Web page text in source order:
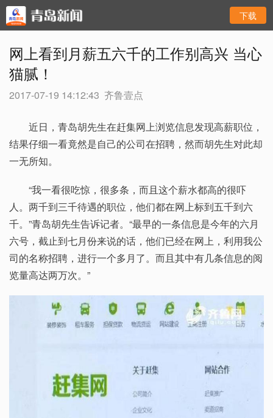
下载
网上看到月薪五六千的工作别高兴 当心
猫腻！
2017-07-19 14:12:43 齐鲁壹点
近日，青岛胡先生在赶集网上浏览信息发现高薪职位，
结果仔细一看竟然是自己的公司在招聘，然而胡先生对此却
一无所知。
“我一看很吃惊，很多条，而且这个薪水都高的很吓
人。两千到三千待遇的职位，他们都在网上标到五千到六
千。”青岛胡先生告诉记者。“最早的一条信息是今年的六月
六号，截止到七月份来说的话，他们已经在网上，利用我公
司的名称招聘，进行一个多月了。而且其中有几条信息的阅
览量高达两万次。”